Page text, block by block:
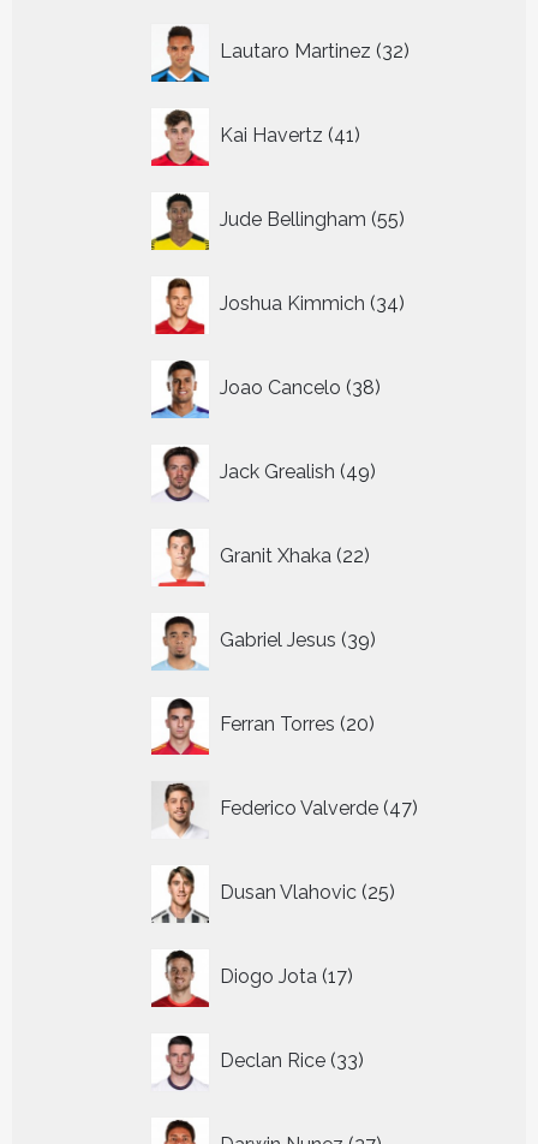
Lautaro Martinez 32
producten
Kai Havertz 41
producten
Jude Bellingham 55
producten
Joshua Kimmich 34
producten
Joao Cancelo 38
producten
Jack Grealish 49
producten
Granit Xhaka 22
producten
Gabriel Jesus 39
producten
Ferran Torres 20
producten
Federico Valverde 47
producten
Dusan Vlahovic 25
producten
Diogo Jota 17
producten
Declan Rice 33
producten